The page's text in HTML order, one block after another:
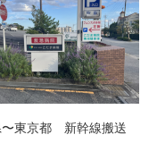
〜東京都 新幹線搬送